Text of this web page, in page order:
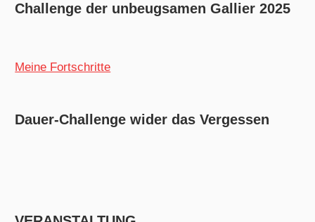
Challenge der unbeugsamen Gallier 2025
Meine Fortschritte
Dauer-Challenge wider das Vergessen